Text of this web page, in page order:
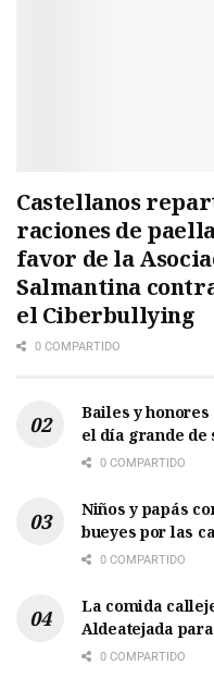
Castellanos
raciones de
favor de la
Salmantina
el Ciberbullying
0 COMPARTIDO
Bailes y honores
el día grande de
0 COMPARTIDO
Niños y papás
bueyes por las
0 COMPARTIDO
La comida
Aldeatejada
0 COMPARTIDO